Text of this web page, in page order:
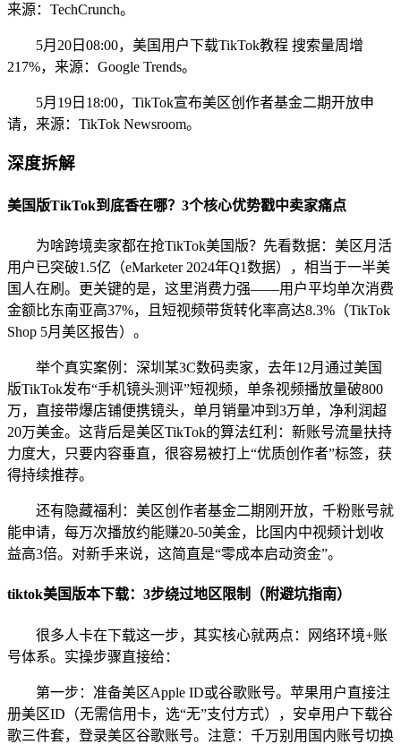
来源：TechCrunch。
5月20日08:00，美国用户下载TikTok教程 搜索量周增
217%，来源：Google Trends。
5月19日18:00，TikTok宣布美区创作者基金二期开放申
请，来源：TikTok Newsroom。
深度拆解
美国版TikTok到底香在哪？3个核心优势戳中卖家痛点
为啥跨境卖家都在抢TikTok美国版？先看数据：美区月活
用户已突破1.5亿（eMarketer 2024年Q1数据），相当于一半美
国人在刷。更关键的是，这里消费力强——用户平均单次消费
金额比东南亚高37%，且短视频带货转化率高达8.3%（TikTok
Shop 5月美区报告）。
举个真实案例：深圳某3C数码卖家，去年12月通过美国
版TikTok发布“手机镜头测评”短视频，单条视频播放量破800
万，直接带爆店铺便携镜头，单月销量冲到3万单，净利润超
20万美金。这背后是美区TikTok的算法红利：新账号流量扶持
力度大，只要内容垂直，很容易被打上“优质创作者”标签，获
得持续推荐。
还有隐藏福利：美区创作者基金二期刚开放，千粉账号就
能申请，每万次播放约能赚20-50美金，比国内中视频计划收
益高3倍。对新手来说，这简直是“零成本启动资金”。
tiktok美国版本下载：3步绕过地区限制（附避坑指南）
很多人卡在下载这一步，其实核心就两点：网络环境+账
号体系。实操步骤直接给：
第一步：准备美区Apple ID或谷歌账号。苹果用户直接注
册美区ID（无需信用卡，选“无”支付方式），安卓用户下载谷
歌三件套，登录美区谷歌账号。注意：千万别用国内账号切换